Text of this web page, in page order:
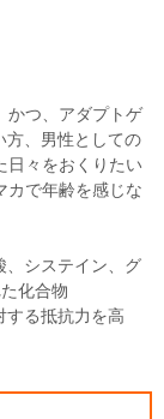
かつ、アダプトゲ
方、男性としての
日々をおくりたい
カで年齢を感じな
、システイン、グ
化合物
する抵抗力を高